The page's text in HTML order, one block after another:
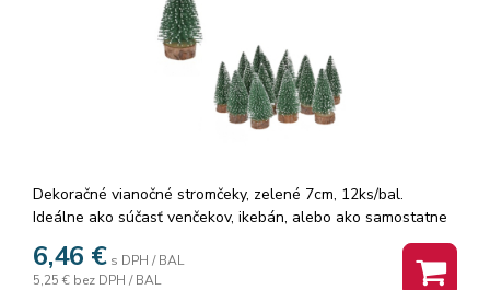
Dekoračné vianočné stromčeky, zelené 7cm, 12ks/bal.
Ideálne ako súčasť venčekov, ikebán, alebo ako samostatne
stojaca ozdoba. Použiť ich môžete aj napríklad na svoje
vlastné handmade výrobky.
6,46 € s DPH / BAL
5,25 € bez DPH / BAL